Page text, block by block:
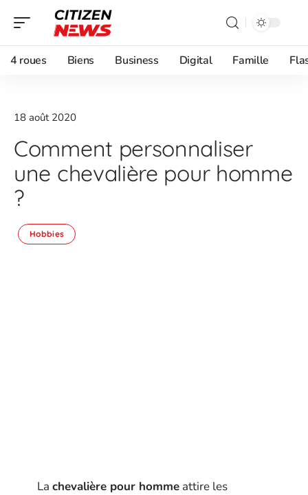
4 roues Biens Business Digital Famille
18 août 2020
Comment personnaliser
une chevalière pour homme
?
Hobbies
La chevalière pour homme attire les